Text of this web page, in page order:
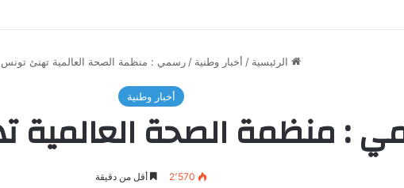
الرئيسية / أخبار وطنية / رسمي : منظمة الصحة العالمية تهنئ تونس
أخبار وطنية
: منظمة الصحة
2٬570 أقل من دقيقة